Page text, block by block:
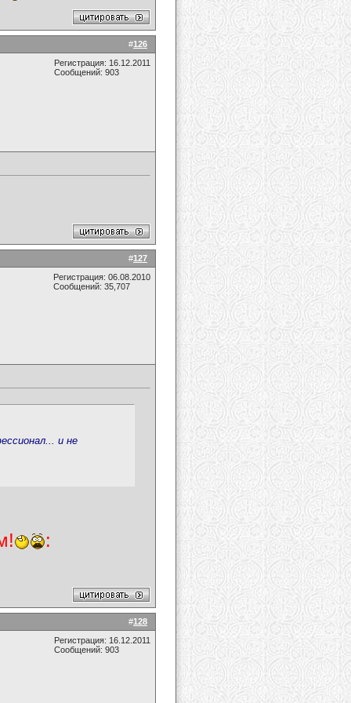
#126
Регистрация: 16.12.2011
Сообщений: 903
#127
Регистрация: 06.08.2010
Сообщений: 35,707
и не
:
#128
Регистрация: 16.12.2011
Сообщений: 903